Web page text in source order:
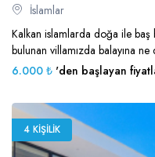
İslamlar
Kalkan islamlarda doğa ile baş
bulunan villamızda balayına
6.000 ₺ 'den başlayan
4 KIŞILIK